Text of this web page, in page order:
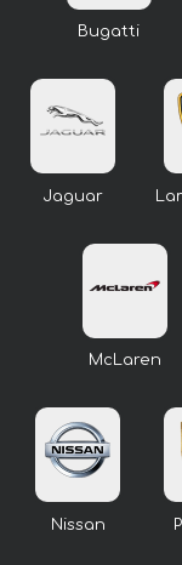
Bugatti
Jaguar
McLaren
Nissan